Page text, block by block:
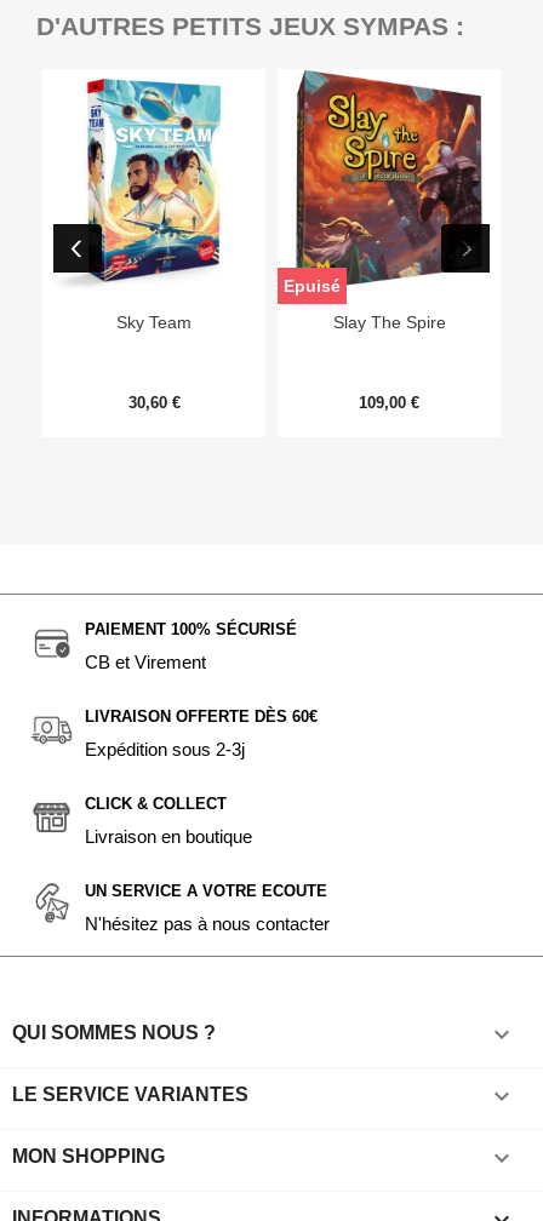
D'AUTRES PETITS JEUX SYMPAS :
Sky Team
30,60 €
Slay The Spire
109,00 €
Epuisé
PAIEMENT 100% SÉCURISÉ
CB et Virement
LIVRAISON OFFERTE DÈS 60€
Expédition sous 2-3j
CLICK & COLLECT
Livraison en boutique
UN SERVICE A VOTRE ECOUTE
N'hésitez pas à nous contacter
QUI SOMMES NOUS ? 
LE SERVICE VARIANTES 
MON SHOPPING 